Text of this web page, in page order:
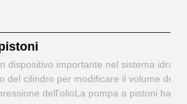
dispositivo importante nel sistema
del cilindro per modificare il volume
dell'olioLa pompa a pistoni ha i